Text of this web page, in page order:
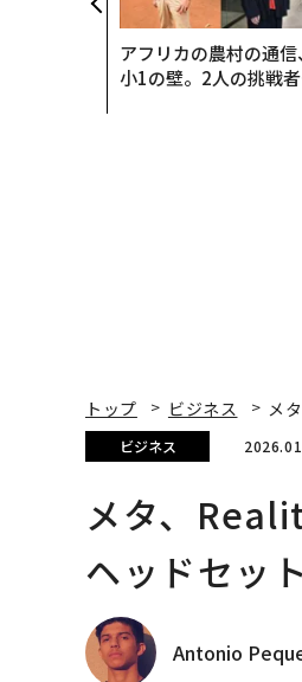
アフリカの農村の通信、
小1の壁。2人の挑戦
トップ ビジネス メ
ビジネス
メタ、
ヘッドセッ
Antonio